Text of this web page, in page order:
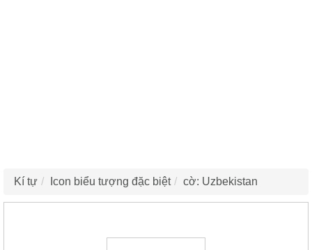
Kí tự Icon biểu tượng đặc biệt cờ: Uzbekistan